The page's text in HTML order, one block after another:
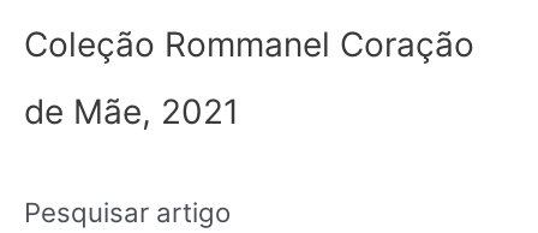
Coleção Rommanel Coração
de Mãe, 2021
Pesquisar artigo